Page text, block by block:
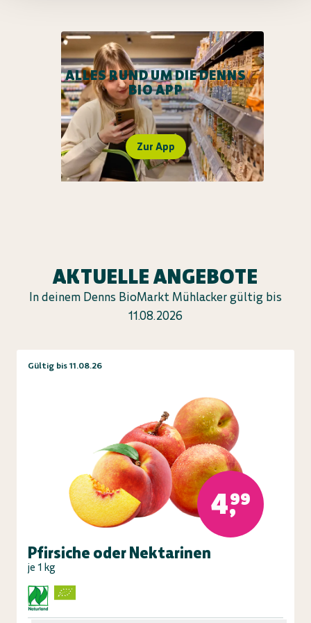
ALLES RUND UM DIE DENNS
BIO APP
Zur App
AKTUELLE ANGEBOTE
In deinem Denns BioMarkt Mühlacker gültig bis
11.08.2026
Gültig bis 11.08.26
4,99
Pfirsiche oder Nektarinen
je 1 kg